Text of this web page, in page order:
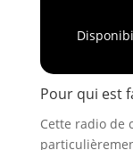
Pour qui est
Cette radio de